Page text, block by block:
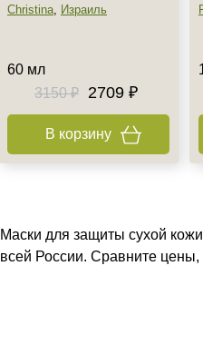
Christina, Израиль
60 мл
3150 ₽
2709 ₽
В корзину
Маски для защиты сухой
всей России. Сравните